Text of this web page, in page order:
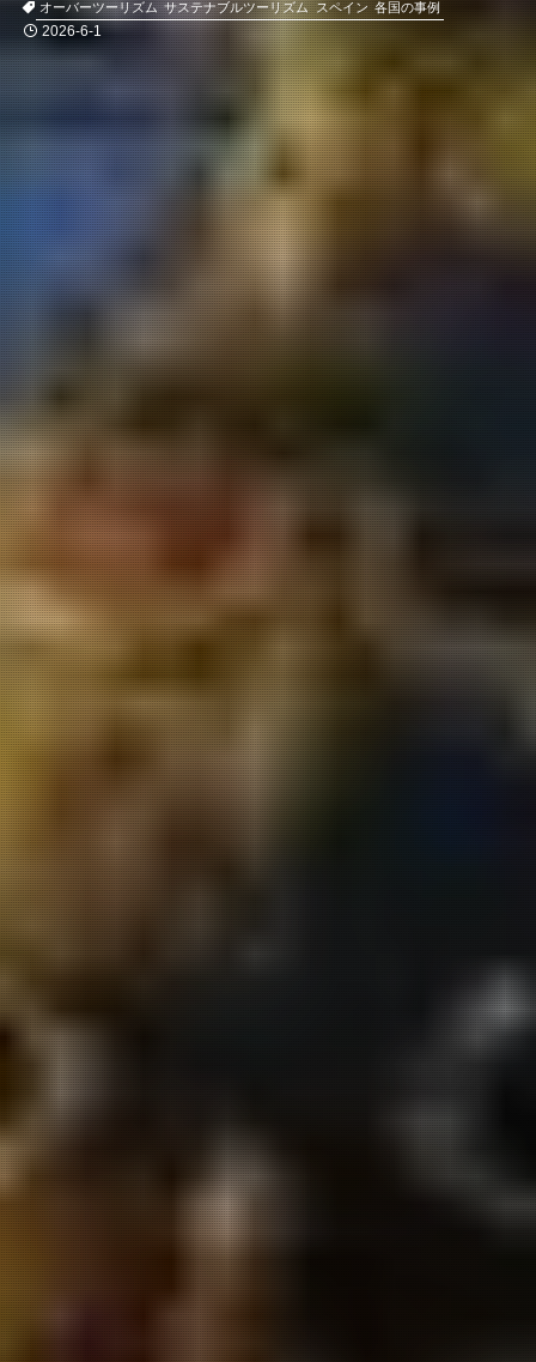
オーバーツーリズム サステナブルツーリズム スペイン 各国の事例
2026-6-1